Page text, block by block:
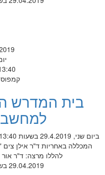
בית המדרש
המכללה באחריות ד"ר אילן
להללו מרצה: ד"ר
29.04.2019 בשעה 14:20-13:40